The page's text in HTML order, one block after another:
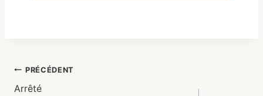
PRÉCÉDENT
Arrêté